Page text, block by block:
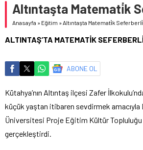
Altıntaşta Matemati̇k
Anasayfa » Eğitim »Altıntaşta Matemati̇k
ALTINTAŞ’TA MATEMATİK
ABONE OL
Kütahya’nın Altıntaş ilçesi Zafer
küçük yaştan itibaren sevdirmek amacıyla
Üniversitesi Proje Eğitim Kültür
gerçekleştirdi.